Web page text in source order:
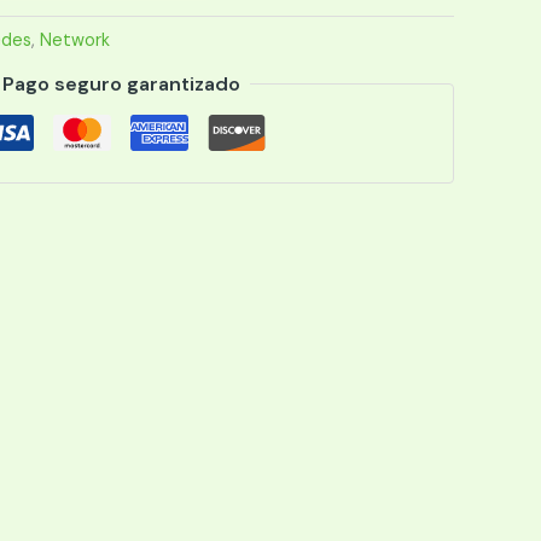
, Network
Pago seguro garantizado